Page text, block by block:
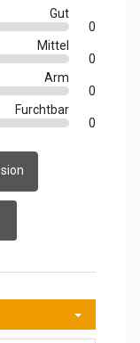
Gut
0
Mittel
0
Arm
0
Furchtbar
0